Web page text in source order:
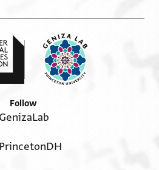
Follow
GenizaLab
PrincetonDH